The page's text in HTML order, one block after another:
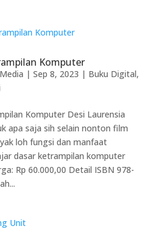
Komputer
| Sep 8, 2023 | Buku Digital,
Komputer Desi Laurensia
apa saja sih selain nonton film
loh fungsi dan manfaat
dasar ketrampilan komputer
Rp 60.000,00 Detail ISBN 978-